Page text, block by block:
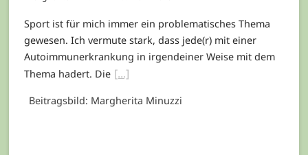
Sport ist für mich immer ein problematisches Thema
gewesen. Ich vermute stark, dass jede(r) mit einer
Autoimmunerkrankung in irgendeiner Weise mit dem
Thema hadert. Die
Beitragsbild: Margherita Minuzzi